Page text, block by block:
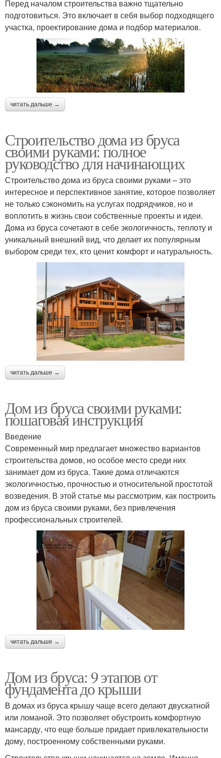
Перед началом строительства важно тщательно
подготовиться. Это включает в себя выбор подходящего
участка, проектирование дома и подбор материалов.
читать дальше →
Строительство дома из бруса
своими руками: полное
руководство для начинающих
Строительство дома из бруса своими руками – это
интересное и перспективное занятие, которое позволяет
не только сэкономить на услугах подрядчиков, но и
воплотить в жизнь свои собственные проекты и идеи.
Дома из бруса сочетают в себе экологичность, теплоту и
уникальный внешний вид, что делает их популярным
выбором среди тех, кто ценит комфорт и натуральность.
читать дальше →
Дом из бруса своими руками:
пошаговая инструкция
Введение
Современный мир предлагает множество вариантов
строительства домов, но особое место среди них
занимает дом из бруса. Такие дома отличаются
экологичностью, прочностью и относительной простотой
возведения. В этой статье мы рассмотрим, как построить
дом из бруса своими руками, без привлечения
профессиональных строителей.
читать дальше →
Дом из бруса: 9 этапов от
фундамента до крыши
В домах из бруса крышу чаще всего делают двускатной
или ломаной. Это позволяет обустроить комфортную
мансарду, что еще больше придает привлекательности
дому, построенному собственными руками.